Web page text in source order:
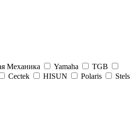
Механика Yamaha
TGB
Cectek HISUN Polaris
Stels